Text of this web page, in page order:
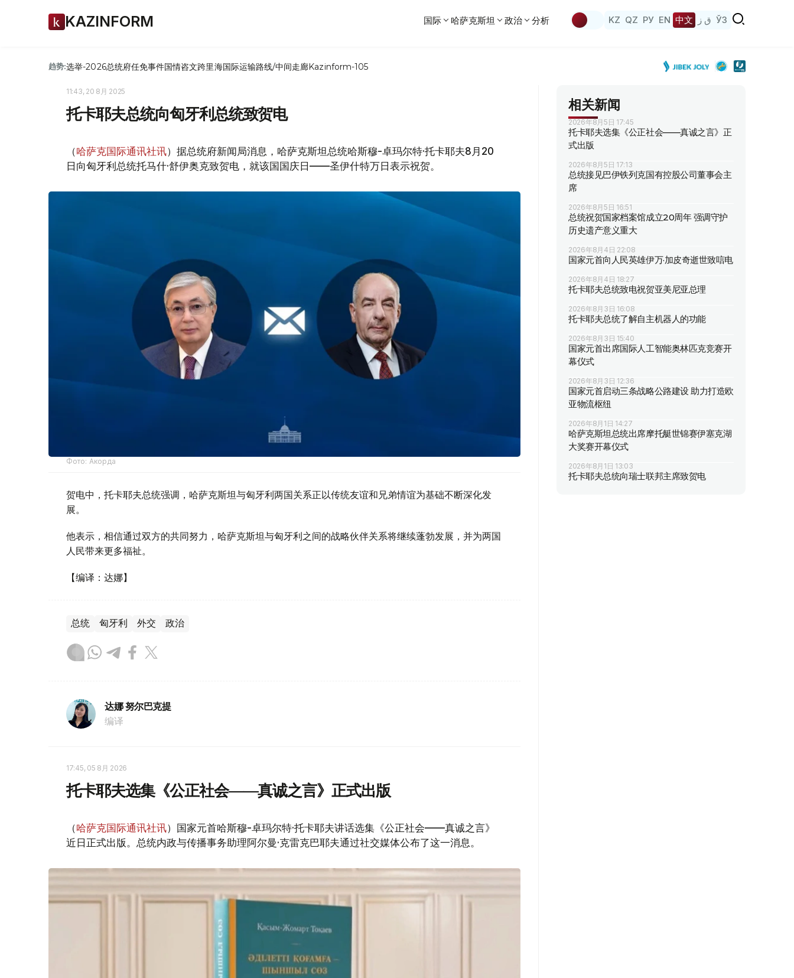
KAZINFORM 国际 哈萨克斯坦 政治 分析 KZ QZ РУ EN 中文 ق ز ЎЗ
趋势:选举-2026总统府任免事件国情咨文跨里海国际运输路线/中间走廊Kazinform-105
11:43, 20 8月 2025
托卡耶夫总统向匈牙利总统致贺电
（哈萨克国际通讯社讯）据总统府新闻局消息，哈萨克斯坦总统哈斯穆-卓玛尔特·托卡耶夫8月20
日向匈牙利总统托马什·舒伊奥克致贺电，就该国国庆日——圣伊什特万日表示祝贺。
Фото: Акорда
贺电中，托卡耶夫总统强调，哈萨克斯坦与匈牙利两国关系正以传统友谊和兄弟情谊为基础不断深化发
展。
他表示，相信通过双方的共同努力，哈萨克斯坦与匈牙利之间的战略伙伴关系将继续蓬勃发展，并为两国
人民带来更多福祉。
【编译：达娜】
总统 匈牙利 外交 政治
达娜 努尔巴克提
编译
17:45, 05 8月 2026
托卡耶夫选集《公正社会——真诚之言》正式出版
（哈萨克国际通讯社讯）国家元首哈斯穆-卓玛尔特·托卡耶夫讲话选集《公正社会——真诚之言》
近日正式出版。总统内政与传播事务助理阿尔曼·克雷克巴耶夫通过社交媒体公布了这一消息。
相关新闻
2026年8月5日 17:45
托卡耶夫选集《公正社会——真诚之言》正
式出版
2026年8月5日 17:13
总统接见巴伊铁列克国有控股公司董事会主
席
2026年8月5日 16:51
总统祝贺国家档案馆成立20周年 强调守护
历史遗产意义重大
2026年8月4日 22:08
国家元首向人民英雄伊万·加皮奇逝世致唁电
2026年8月4日 18:27
托卡耶夫总统致电祝贺亚美尼亚总理
2026年8月3日 16:08
托卡耶夫总统了解自主机器人的功能
2026年8月3日 15:40
国家元首出席国际人工智能奥林匹克竞赛开
幕仪式
2026年8月3日 12:36
国家元首启动三条战略公路建设 助力打造欧
亚物流枢纽
2026年8月1日 14:27
哈萨克斯坦总统出席摩托艇世锦赛伊塞克湖
大奖赛开幕仪式
2026年8月1日 13:03
托卡耶夫总统向瑞士联邦主席致贺电